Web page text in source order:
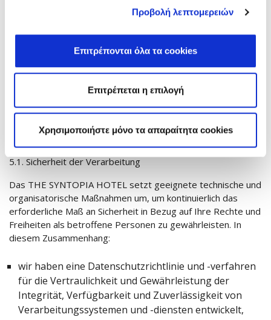
Προβολή λεπτομερειών
Επιτρέπονται όλα τα cookies
Επιτρέπεται η επιλογή
Χρησιμοποιήστε μόνο τα απαραίτητα cookies
ausfüllen, das an der Hotelrezeption erhältlich ist.
Wenn Ihre Anfrage abgelehnt wird oder falls Sie der Ansicht
sind, dass die Verarbeitung Ihrer personenbezogener
zum Schutz personenbezogener Daten verstößt, Sie können
eine Beschwerde bei der Datenschutzbehörde einlegen
email: complaints@dpa.gr).
5. Datensicherheit
5.1. Sicherheit der Verarbeitung
Das THE SYNTOPIA HOTEL setzt geeignete technische und
organisatorische Maßnahmen um, um kontinuierlich das
erforderliche Maß an Sicherheit in Bezug auf Ihre Rechte und
Freiheiten als betroffene Personen zu gewährleisten. In
diesem Zusammenhang:
wir haben eine Datenschutzrichtlinie und -verfahren
für die Vertraulichkeit und Gewährleistung der
Integrität, Verfügbarkeit und Zuverlässigkeit von
Verarbeitungssystemen und -diensten entwickelt,